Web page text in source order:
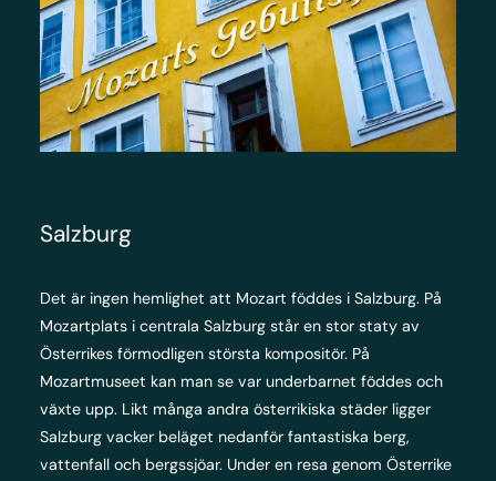
Salzburg
Det är ingen hemlighet att Mozart föddes i Salzburg. På
Mozartplats i centrala Salzburg står en stor staty av
Österrikes förmodligen största kompositör. På
Mozartmuseet kan man se var underbarnet föddes och
växte upp. Likt många andra österrikiska städer ligger
Salzburg vacker beläget nedanför fantastiska berg,
vattenfall och bergssjöar. Under en resa genom Österrike